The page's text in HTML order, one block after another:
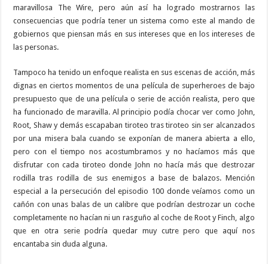
maravillosa The Wire, pero aún así ha logrado mostrarnos las
consecuencias que podría tener un sistema como este al mando de
gobiernos que piensan más en sus intereses que en los intereses de
las personas.
Tampoco ha tenido un enfoque realista en sus escenas de acción, más
dignas en ciertos momentos de una película de superheroes de bajo
presupuesto que de una película o serie de acción realista, pero que
ha funcionado de maravilla. Al principio podía chocar ver como John,
Root, Shaw y demás escapaban tiroteo tras tiroteo sin ser alcanzados
por una misera bala cuando se exponían de manera abierta a ello,
pero con el tiempo nos acostumbramos y no hacíamos más que
disfrutar con cada tiroteo donde John no hacía más que destrozar
rodilla tras rodilla de sus enemigos a base de balazos. Mención
especial a la persecución del episodio 100 donde veíamos como un
cañón con unas balas de un calibre que podrían destrozar un coche
completamente no hacían ni un rasguño al coche de Root y Finch, algo
que en otra serie podría quedar muy cutre pero que aquí nos
encantaba sin duda alguna.